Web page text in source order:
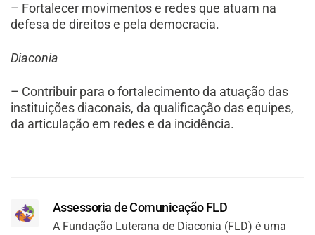
– Fortalecer movimentos e redes que atuam na
defesa de direitos e pela democracia.
Diaconia
– Contribuir para o fortalecimento da atuação das
instituições diaconais, da qualificação das equipes,
da articulação em redes e da incidência.
Assessoria de Comunicação FLD
A Fundação Luterana de Diaconia (FLD) é uma